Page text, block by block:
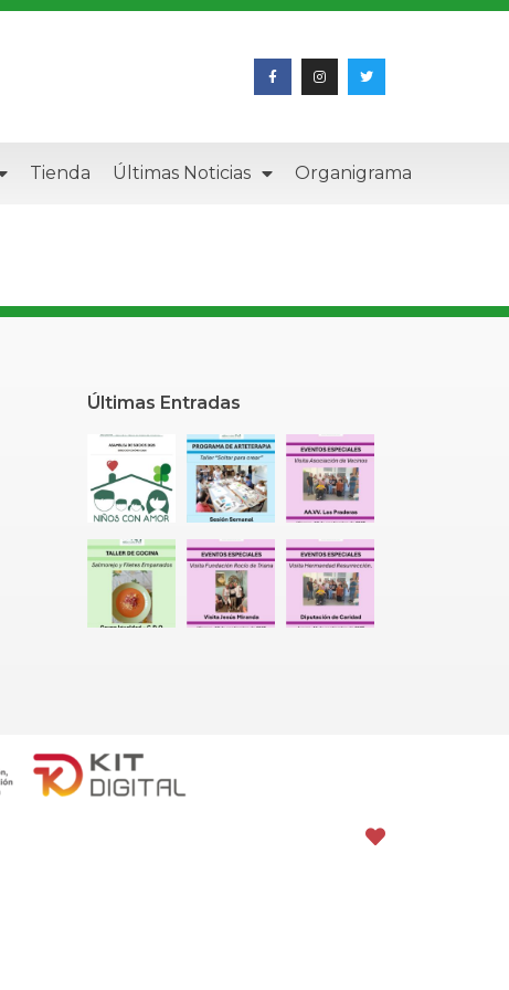
Tienda Últimas Noticias Organigrama
Últimas Entradas